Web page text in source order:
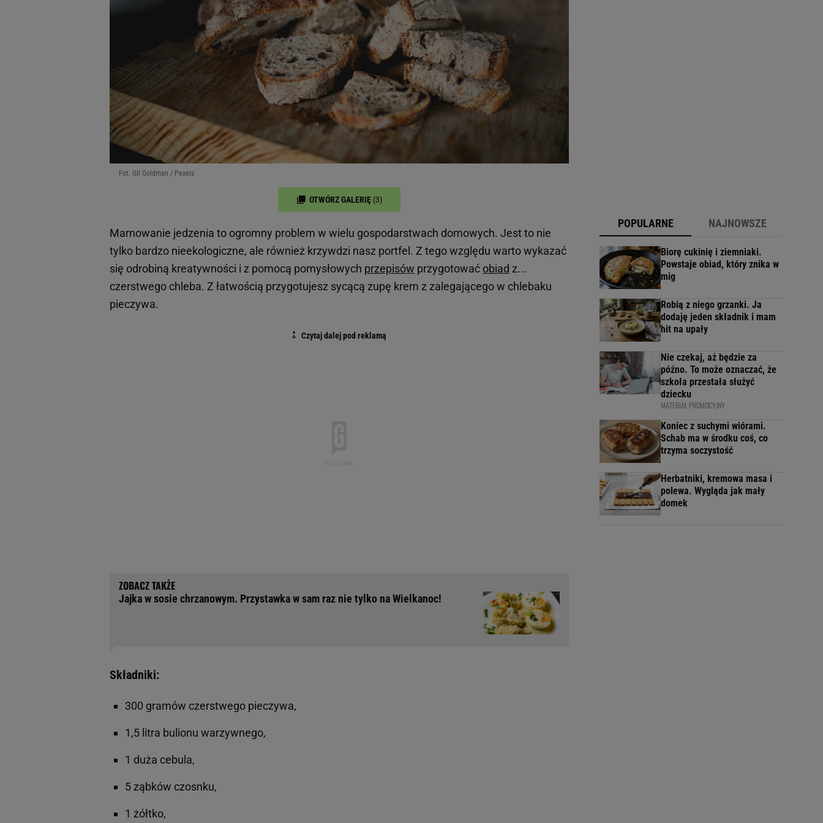
Fot. Gil Goldman / Pexels
OTWÓRZ GALERIĘ (3)
Marnowanie jedzenia to ogromny problem w wielu gospodarstwach domowych. Jest to nie
tylko bardzo nieekologiczne, ale również krzywdzi nasz portfel. Z tego względu warto wykazać
się odrobiną kreatywności i z pomocą pomysłowych przepisów przygotować obiad z...
czerstwego chleba. Z łatwością przygotujesz sycącą zupę krem z zalegającego w chlebaku
pieczywa.
Jajka w sosie chrzanowym. Przystawka w sam raz nie tylko na Wielkanoc!
Składniki:
300 gramów czerstwego pieczywa,
1,5 litra bulionu warzywnego,
1 duża cebula,
5 ząbków czosnku,
1 żółtko,
POPULARNE NAJNOWSZE
Biorę cukinię i ziemniaki.
Powstaje obiad, który znika w
mig
Robią z niego grzanki. Ja
dodaję jeden składnik i mam
hit na upały
Nie czekaj, aż będzie za
późno. To może oznaczać, że
szkoła przestała służyć
dziecku
MATERIAŁ PROMOCYJNY
Koniec z suchymi wiórami.
Schab ma w środku coś, co
trzyma soczystość
Herbatniki, kremowa masa i
polewa. Wygląda jak mały
domek